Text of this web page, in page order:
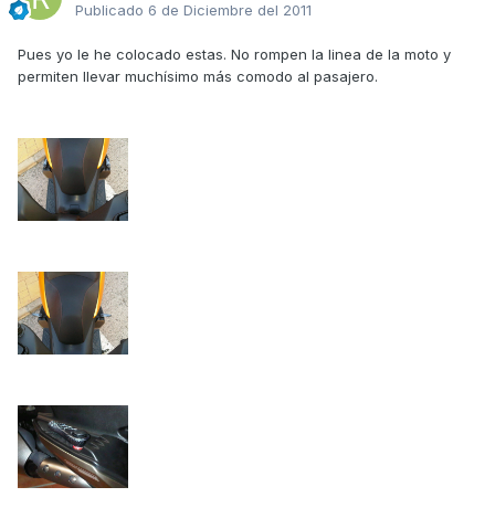
Publicado 6 de Diciembre del 2011
Pues yo le he colocado estas. No rompen la linea de la moto y
permiten llevar muchísimo más comodo al pasajero.